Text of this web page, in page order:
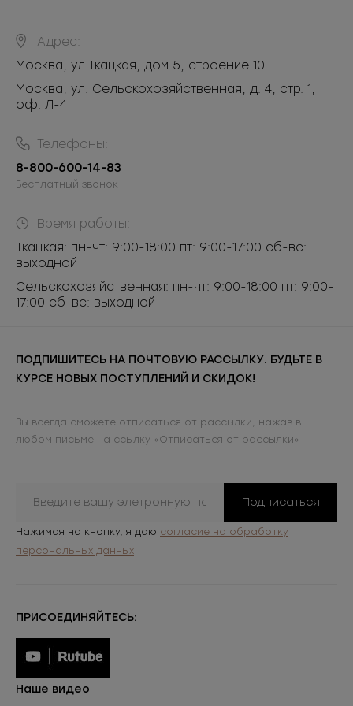
Адрес:
Москва, ул.Ткацкая, дом 5, строение 10
Москва, ул. Сельскохозяйственная, д. 4, стр. 1,
оф. Л-4
Телефоны:
8-800-600-14-83
Бесплатный звонок
Время работы:
Ткацкая: пн-чт: 9:00-18:00 пт: 9:00-17:00 сб-вс:
выходной
Сельскохозяйственная: пн-чт: 9:00-18:00 пт: 9:00-
17:00 сб-вс: выходной
ПОДПИШИТЕСЬ НА ПОЧТОВУЮ РАССЫЛКУ. БУДЬТЕ В
КУРСЕ НОВЫХ ПОСТУПЛЕНИЙ И СКИДОК!
Вы всегда сможете отписаться от рассылки, нажав в
любом письме на ссылку «Отписаться от рассылки»
Подписаться
Нажимая на кнопку, я даю согласие на обработку
персональных данных
ПРИСОЕДИНЯЙТЕСЬ:
Наше видео